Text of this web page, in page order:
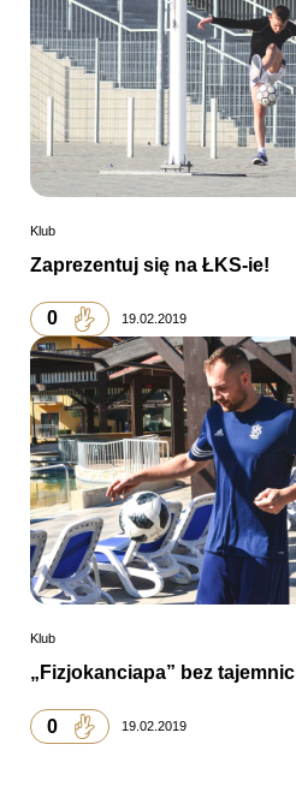
Klub
Zaprezentuj się na ŁKS-ie!
0 19.02.2019
Klub
„Fizjokanciapa” bez tajemnic
0 19.02.2019